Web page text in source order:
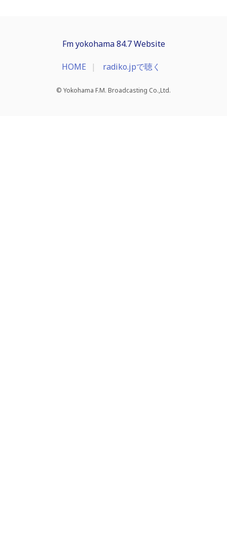
Fm yokohama 84.7 Website
HOME radiko.jpで聴く
© Yokohama F.M. Broadcasting Co.,Ltd.